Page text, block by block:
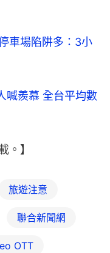
車場陷阱多：3小
喊羨慕 全台平均數
。】
旅遊注意
聯合新聞網
‌OTT